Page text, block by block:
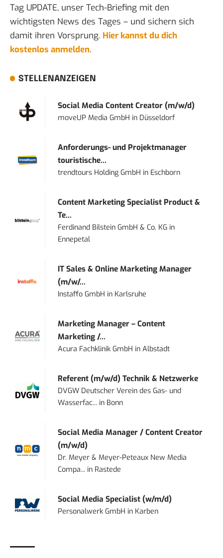
Tag UPDATE, unser Tech-Briefing mit den
wichtigsten News des Tages – und sichern sich
damit ihren Vorsprung. Hier kannst du dich
kostenlos anmelden.
STELLENANZEIGEN
Social Media Content Creator (m/w/d)
moveUP Media GmbH in Düsseldorf
Anforderungs- und Projektmanager
touristische...
trendtours Holding GmbH in Eschborn
Content Marketing Specialist Product &
Te...
Ferdinand Bilstein GmbH & Co. KG in
Ennepetal
IT Sales & Online Marketing Manager
(m/w/...
Instaffo GmbH in Karlsruhe
Marketing Manager – Content
Marketing /...
Acura Fachklinik GmbH inAlbstadt
Referent (m/w/d) Technik & Netzwerke
DVGW Deutscher Verein des Gas- und
Wasserfac... in Bonn
Social Media Manager / Content Creator
(m/w/d)
Dr. Meyer & Meyer-Peteaux New Media
Compa... in Rastede
Social Media Specialist (w/m/d)
Personalwerk GmbH in Karben